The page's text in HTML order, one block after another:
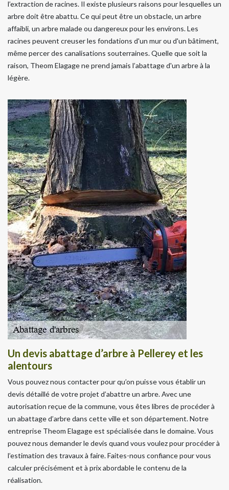
l’extraction de racines. Il existe plusieurs raisons pour lesquelles un
arbre doit être abattu. Ce qui peut être un obstacle, un arbre
affaibli, un arbre malade ou dangereux pour les environs. Les
racines peuvent creuser les fondations d'un mur ou d'un bâtiment,
même percer des canalisations souterraines. Quelle que soit la
raison, Theom Elagage ne prend jamais l’abattage d'un arbre à la
légère.
Un devis abattage d’arbre à Pellerey et les
alentours
Vous pouvez nous contacter pour qu’on puisse vous établir un
devis détaillé de votre projet d’abattre un arbre. Avec une
autorisation reçue de la commune, vous êtes libres de procéder à
un abattage d’arbre dans cette ville et son département. Notre
entreprise Theom Elagage est spécialisée dans le domaine. Vous
pouvez nous demander le devis quand vous voulez pour procéder à
l’estimation des travaux à faire. Faites-nous confiance pour vous
calculer précisément et à prix abordable le contenu de la
réalisation.